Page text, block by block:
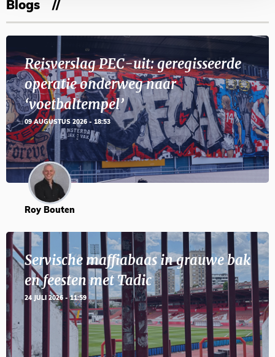
Blogs
Reisverslag PEC-uit: geregisseerde
operatie onderweg naar
‘voetbaltempel’
09 AUGUSTUS 2026 - 18:53
Roy Bouten
Servische maffiabaas in grauwe bak
en feesten met Tadic
24 JULI 2026 - 11:59